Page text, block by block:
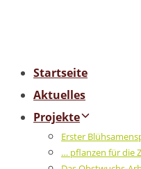
Startseite
Aktuelles
Projekte
Erster
… pflanzen für die